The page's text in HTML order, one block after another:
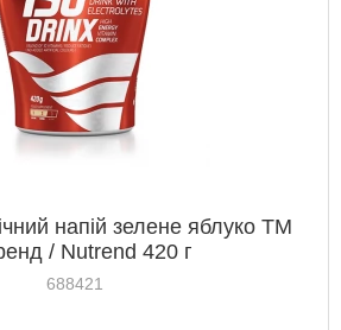
напій зелене яблуко ТМ
/ Nutrend 420 г
688421